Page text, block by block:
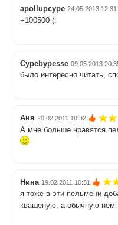
apollupcype 24.05.2013 12:31
+100500 (:
Cypebypesse 09.05.2013
было интересно читать,
Аня 20.02.2011 18:32
А мне больше нравятся
Нина 19.02.2011 10:31
я тоже в эти пельмени
квашеную, а обычную